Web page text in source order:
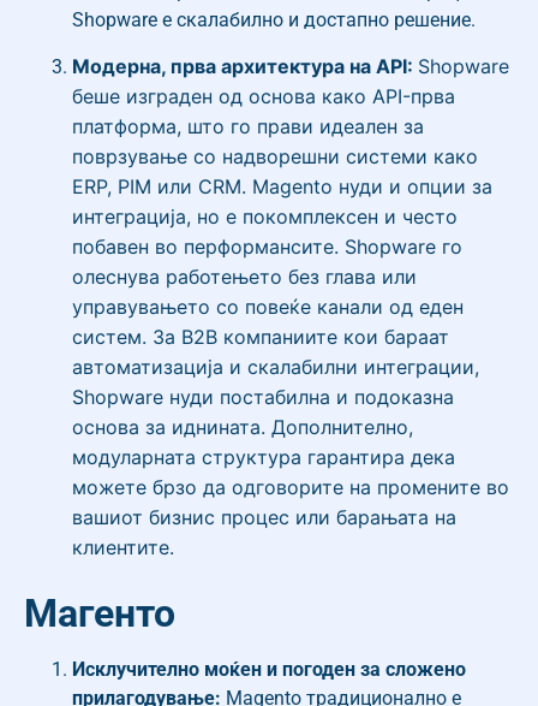
Shopware е скалабилно и достапно решение.
Модерна, прва архитектура на API: Shopware
беше изграден од основа како API-прва
платформа, што го прави идеален за
поврзување со надворешни системи како
ERP, PIM или CRM. Magento нуди и опции за
интеграција, но е покомплексен и често
побавен во перформансите. Shopware го
олеснува работењето без глава или
управувањето со повеќе канали од еден
систем. За B2B компаниите кои бараат
автоматизација и скалабилни интеграции,
Shopware нуди постабилна и подоказна
основа за иднината. Дополнително,
модуларната структура гарантира дека
можете брзо да одговорите на промените во
вашиот бизнис процес или барањата на
клиентите.
Магенто
Исклучително моќен и погоден за сложено
прилагодување: Magento традиционално е